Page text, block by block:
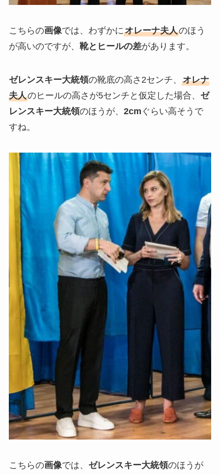
こちらの画像では、わずかにオレーナ夫人のほう
が高いのですが、 靴とヒールの差があります。
ゼレンスキー大統領の靴底の高さ2センチ、 オレナ
夫人のヒールの高さが5センチと仮定した場合、 ゼ
レンスキー大統領のほうが、 2cm ぐらい高そうで
すね。
こちらの画像では、 ゼレンスキー大統領のほうが